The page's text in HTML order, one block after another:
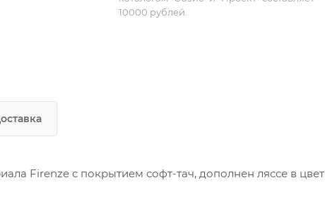
10000 рублей.
Firenze с покрытием софт-тач, дополнен ляссе в цвет